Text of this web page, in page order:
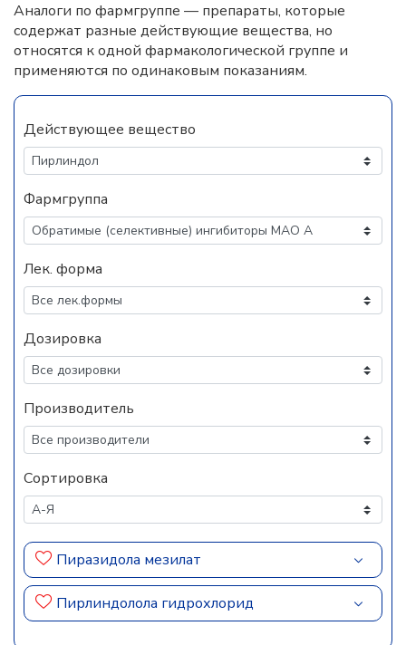
Аналоги по фармгруппе — препараты, которые
содержат разные действующие вещества, но
относятся к одной фармакологической группе и
применяются по одинаковым показаниям.
Действующее вещество
Фармгруппа
Лек. форма
Дозировка
Производитель
Сортировка
Пиразидола мезилат
Пирлиндолола гидрохлорид